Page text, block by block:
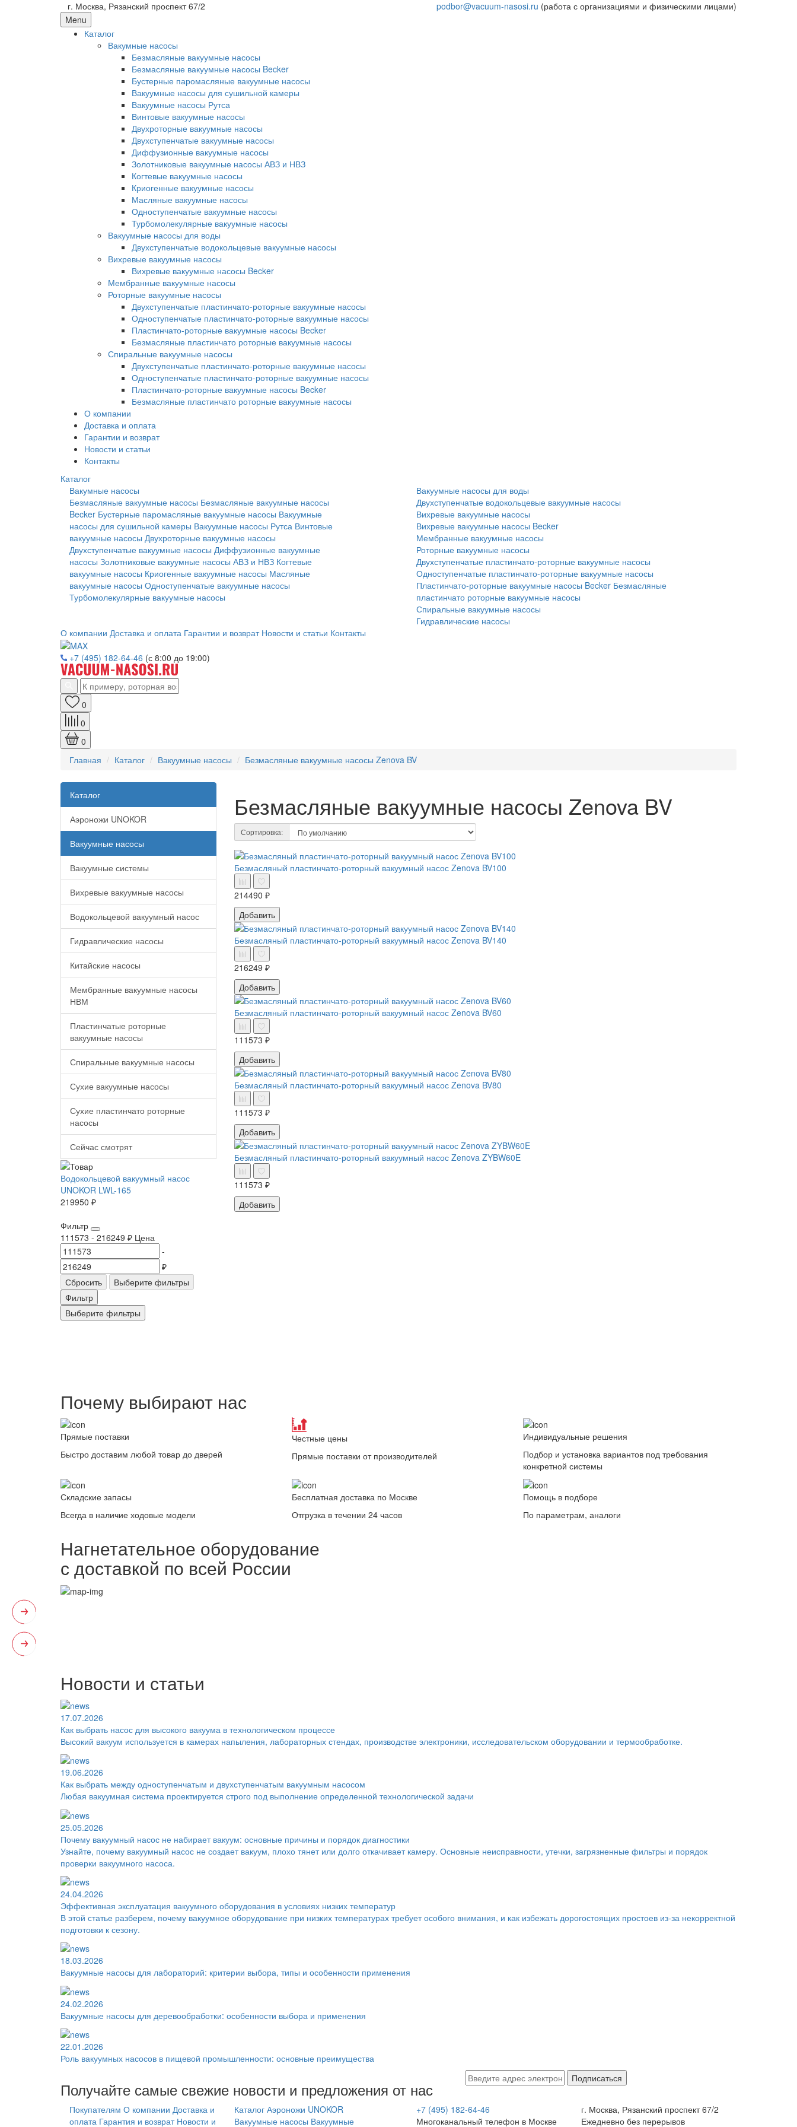
г. Москва, Рязанский проспект 67/2 podbor@vacuum-nasosi.ru (работа с организациями и физическими лицами)
Menu
Каталог
Вакумные насосы
Безмасляные вакуумные насосы
Безмасляные вакуумные насосы Becker
Бустерные паромасляные вакуумные насосы
Вакуумные насосы для сушильной камеры
Вакуумные насосы Рутса
Винтовые вакуумные насосы
Двухроторные вакуумные насосы
Двухступенчатые вакуумные насосы
Диффузионные вакуумные насосы
Золотниковые вакуумные насосы АВЗ и НВЗ
Когтевые вакуумные насосы
Криогенные вакуумные насосы
Масляные вакуумные насосы
Одноступенчатые вакуумные насосы
Турбомолекулярные вакуумные насосы
Вакуумные насосы для воды
Двухступенчатые водокольцевые вакуумные насосы
Вихревые вакуумные насосы
Вихревые вакуумные насосы Becker
Мембранные вакуумные насосы
Роторные вакуумные насосы
Двухступенчатые пластинчато-роторные вакуумные насосы
Одноступенчатые пластинчато-роторные вакуумные насосы
Пластинчато-роторные вакуумные насосы Becker
Безмасляные пластинчато роторные вакуумные насосы
Спиральные вакуумные насосы
Двухступенчатые пластинчато-роторные вакуумные насосы
Одноступенчатые пластинчато-роторные вакуумные насосы
Пластинчато-роторные вакуумные насосы Becker
Безмасляные пластинчато роторные вакуумные насосы
О компании
Доставка и оплата
Гарантии и возврат
Новости и статьи
Контакты
Каталог
Вакумные насосы
Безмасляные вакуумные насосы Безмасляные вакуумные насосы
Becker Бустерные паромасляные вакуумные насосы Вакуумные
насосы для сушильной камеры Вакуумные насосы Рутса Винтовые
вакуумные насосы Двухроторные вакуумные насосы
Двухступенчатые вакуумные насосы Диффузионные вакуумные
насосы Золотниковые вакуумные насосы АВЗ и НВЗ Когтевые
вакуумные насосы Криогенные вакуумные насосы Масляные
вакуумные насосы Одноступенчатые вакуумные насосы
Турбомолекулярные вакуумные насосы
Вакуумные насосы для воды
Двухступенчатые водокольцевые вакуумные насосы
Вихревые вакуумные насосы
Вихревые вакуумные насосы Becker
Мембранные вакуумные насосы
Роторные вакуумные насосы
Двухступенчатые пластинчато-роторные вакуумные насосы
Одноступенчатые пластинчато-роторные вакуумные насосы
Пластинчато-роторные вакуумные насосы Becker Безмасляные
пластинчато роторные вакуумные насосы
Спиральные вакуумные насосы
Гидравлические насосы
О компании Доставка и оплата Гарантии и возврат Новости и статьи Контакты
+7 (495) 182-64-46 (с 8:00 до 19:00)
0
0
0
Главная
Каталог Вакуумные насосы Безмасляные вакуумные насосы Zenova BV
Каталог
Аэроножи UNOKOR
Вакуумные насосы
Вакуумные системы
Вихревые вакуумные насосы
Водокольцевой вакуумный насос
Гидравлические насосы
Китайские насосы
Мембранные вакуумные насосы
НВМ
Пластинчатые роторные
вакуумные насосы
Спиральные вакуумные насосы
Сухие вакуумные насосы
Сухие пластинчато роторные
насосы
Сейчас смотрят
Водокольцевой вакуумный насос
UNOKOR LWL-165
219950 ₽
Фильтр
111573 - 216249 ₽ Цена
-
₽
Сбросить
Выберите фильтры
Фильтр
Выберите фильтры
Безмасляные вакуумные насосы Zenova BV
Сортировка:
Безмасляный пластинчато-роторный вакуумный насос Zenova BV100
214490 ₽
Добавить
Безмасляный пластинчато-роторный вакуумный насос Zenova BV140
216249 ₽
Добавить
Безмасляный пластинчато-роторный вакуумный насос Zenova BV60
111573 ₽
Добавить
Безмасляный пластинчато-роторный вакуумный насос Zenova BV80
111573 ₽
Добавить
Безмасляный пластинчато-роторный вакуумный насос Zenova ZYBW60E
111573 ₽
Добавить
Почему выбирают нас
Прямые поставки
Быстро доставим любой товар до дверей
Честные цены
Прямые поставки от производителей
Индивидуальные решения
Подбор и установка вариантов под требования
конкретной системы
Складские запасы
Всегда в наличие ходовые модели
Бесплатная доставка по Москве
Отгрузка в течении 24 часов
Помощь в подборе
По параметрам, аналоги
Нагнетательное оборудование
с доставкой по всей России
Новости и статьи
17.07.2026
Как выбрать насос для высокого вакуума в технологическом процессе
Высокий вакуум используется в камерах напыления, лабораторных стендах, производстве электроники, исследовательском оборудовании и термообработке.
19.06.2026
Как выбрать между одноступенчатым и двухступенчатым вакуумным насосом
Любая вакуумная система проектируется строго под выполнение определенной технологической задачи
25.05.2026
Почему вакуумный насос не набирает вакуум: основные причины и порядок диагностики
Узнайте, почему вакуумный насос не создает вакуум, плохо тянет или долго откачивает камеру. Основные неисправности, утечки, загрязненные фильтры и порядок
проверки вакуумного насоса.
24.04.2026
Эффективная эксплуатация вакуумного оборудования в условиях низких температур
В этой статье разберем, почему вакуумное оборудование при низких температурах требует особого внимания, и как избежать дорогостоящих простоев из-за некорректной
подготовки к сезону.
18.03.2026
Вакуумные насосы для лабораторий: критерии выбора, типы и особенности применения
24.02.2026
Вакуумные насосы для деревообработки: особенности выбора и применения
22.01.2026
Роль вакуумных насосов в пищевой промышленности: основные преимущества
Получайте самые свежие новости и предложения от нас
Подписаться
Покупателям О компании Доставка и
оплата Гарантия и возврат Новости и
Каталог Аэроножи UNOKOR
Вакуумные насосы Вакуумные
+7 (495) 182-64-46
Многоканальный телефон в Москве
г. Москва, Рязанский проспект 67/2
Ежедневно без перерывов